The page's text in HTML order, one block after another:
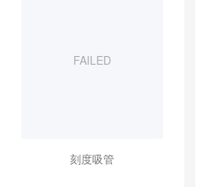
FAILED
刻度吸管